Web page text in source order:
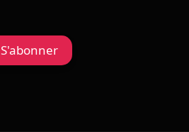
S'abonner